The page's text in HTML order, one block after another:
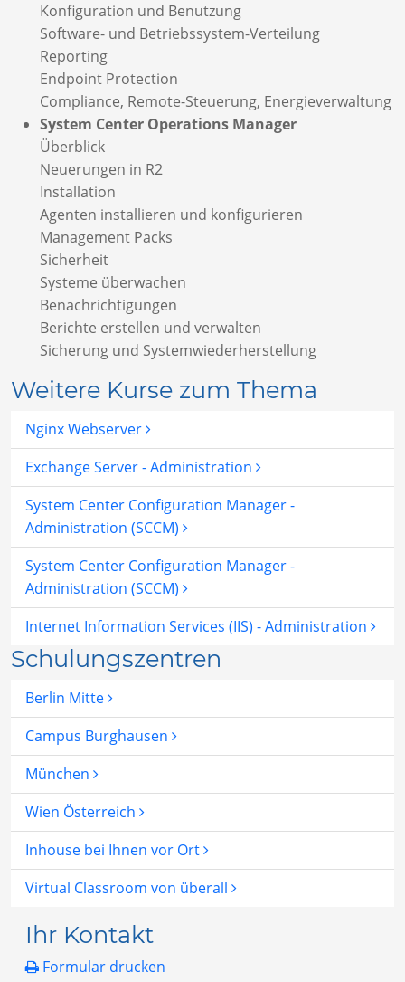
Konfiguration und Benutzung
Software- und Betriebssystem-Verteilung
Reporting
Endpoint Protection
Compliance, Remote-Steuerung, Energieverwaltung
System Center Operations Manager
Überblick
Neuerungen in R2
Installation
Agenten installieren und konfigurieren
Management Packs
Sicherheit
Systeme überwachen
Benachrichtigungen
Berichte erstellen und verwalten
Sicherung und Systemwiederherstellung
Weitere Kurse zum Thema
Nginx Webserver
Exchange Server - Administration
System Center Configuration Manager -
Administration (SCCM)
System Center Configuration Manager -
Administration (SCCM)
Internet Information Services (IIS) - Administration
Schulungszentren
Berlin Mitte
Campus Burghausen
München
Wien Österreich
Inhouse bei Ihnen vor Ort
Virtual Classroom von überall
Ihr Kontakt
Formular drucken